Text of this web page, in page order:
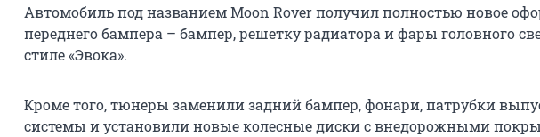
Автомобиль под названием Moon Rover получил полностью новое
переднего бампера – бампер, решетку радиатора и фары головного
стиле «Эвока».
Кроме того, тюнеры заменили задний бампер, фонари, патрубки
системы и установили новые колесные диски с внедорожными